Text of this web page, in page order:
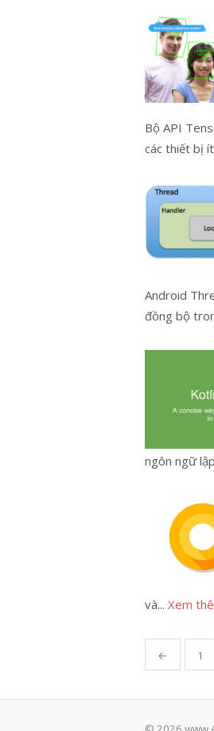
Bộ API
các thiết bị
Android
đồng bộ
ngôn ngữ
và... Xem
Phân
trang
← 1